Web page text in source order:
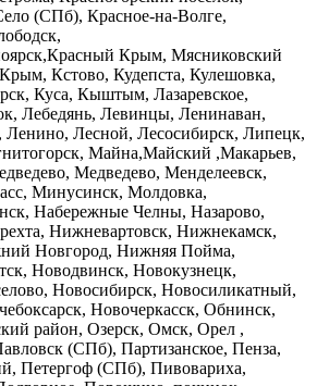
(СПб), Красное-на-Волге,
Крым, Мясниковский
Кстово, Кудепста, Кулешовка,
Куса, Кыштым, Лазаревское,
Лебедянь, Левинцы, Ленинаван,
Лесной, Лесосибирск, Липецк,
Майна,Майский ,Макарьев,
Медведево, Менделеевск,
Минусинск, Молдовка,
Набережные Челны, Назарово,
Нижневартовск, Нижнекамск,
Новгород, Нижняя Пойма,
Новодвинск, Новокузнецк,
Новосибирск, Новосиликатный,
Новочеркасск, Обнинск,
район, Озерск, Омск, Орел ,
(СПб), Партизанское, Пенза,
Петергоф (СПб), Пивовариха,